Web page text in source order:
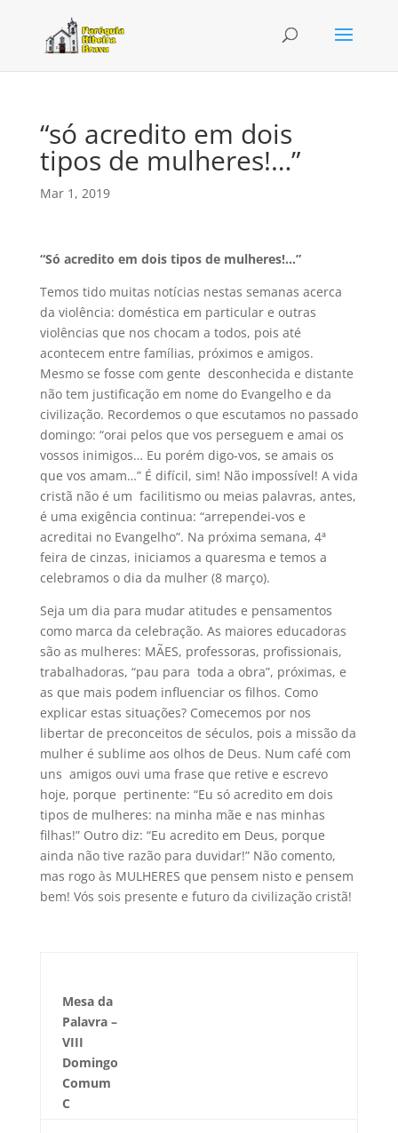
“só acredito em dois
tipos de mulheres!…”
Mar 1, 2019
“Só acredito em dois tipos de mulheres!…”
Temos tido muitas notícias nestas semanas acerca
da violência: doméstica em particular e outras
violências que nos chocam a todos, pois até
acontecem entre famílias, próximos e amigos.
Mesmo se fosse com gente desconhecida e distante
não tem justificação em nome do Evangelho e da
civilização. Recordemos o que escutamos no passado
domingo: “orai pelos que vos perseguem e amai os
vossos inimigos… Eu porém digo-vos, se amais os
que vos amam…” É difícil, sim! Não impossível! A vida
cristã não é um facilitismo ou meias palavras, antes,
é uma exigência continua: “arrependei-vos e
acreditai no Evangelho”. Na próxima semana, 4ª
feira de cinzas, iniciamos a quaresma e temos a
celebramos o dia da mulher (8 março).
Seja um dia para mudar atitudes e pensamentos
como marca da celebração. As maiores educadoras
são as mulheres: MÃES, professoras, profissionais,
trabalhadoras, “pau para toda a obra”, próximas, e
as que mais podem influenciar os filhos. Como
explicar estas situações? Comecemos por nos
libertar de preconceitos de séculos, pois a missão da
mulher é sublime aos olhos de Deus. Num café com
uns amigos ouvi uma frase que retive e escrevo
hoje, porque pertinente: “Eu só acredito em dois
tipos de mulheres: na minha mãe e nas minhas
filhas!” Outro diz: “Eu acredito em Deus, porque
ainda não tive razão para duvidar!” Não comento,
mas rogo às MULHERES que pensem nisto e pensem
bem! Vós sois presente e futuro da civilização cristã!
Mesa da
Palavra –
VIII
Domingo
Comum
C